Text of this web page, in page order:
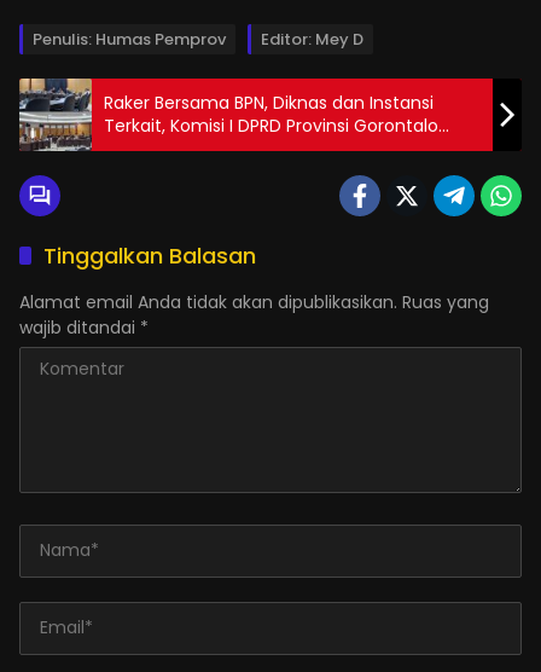
Penulis: Humas Pemprov Editor: Mey D
Raker Bersama BPN, Diknas dan Instansi
Terkait, Komisi I DPRD Provinsi Gorontalo
Minta Sertifikasi Aset Lahan Sekolah Diseriusi
Tinggalkan Balasan
Alamat email Anda tidak akan dipublikasikan. Ruas yang
wajib ditandai *